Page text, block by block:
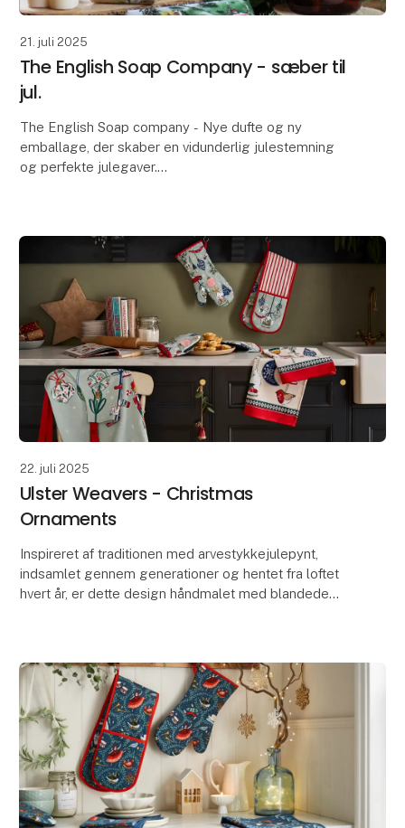
21. juli 2025
The English Soap Company - sæber til
jul.
The English Soap company - Nye dufte og ny
emballage, der skaber en vidunderlig julestemning
og perfekte julegaver.
22. juli 2025
Ulster Weavers - Christmas
Ornaments
Inspireret af traditionen med arvestykkejulepynt,
indsamlet gennem generationer og hentet fra loftet
hvert år, er dette design håndmalet med blandede